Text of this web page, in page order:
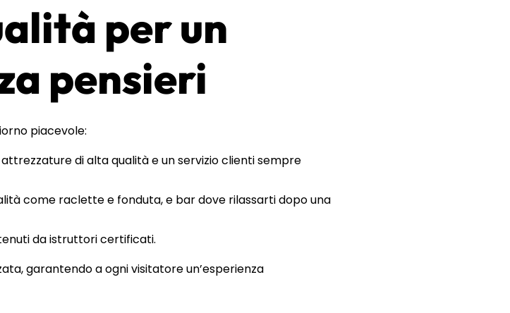
per un
pensieri
piacevole:
di alta qualità e un servizio clienti sempre
come raclette e fonduta, e bar dove rilassarti dopo una
da istruttori certificati.
garantendo a ogni visitatore un’esperienza